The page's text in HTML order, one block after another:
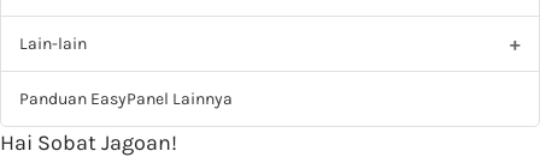
Lain-lain
Panduan EasyPanel Lainnya
Hai Sobat Jagoan!